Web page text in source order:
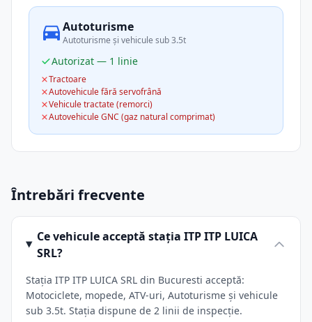
Autoturisme
Autoturisme și vehicule sub 3.5t
Autorizat — 1 linie
Tractoare
Autovehicule fără servofrână
Vehicule tractate (remorci)
Autovehicule GNC (gaz natural comprimat)
Întrebări frecvente
Ce vehicule acceptă stația ITP ITP LUICA
SRL?
Stația ITP ITP LUICA SRL din Bucuresti acceptă:
Motociclete, mopede, ATV-uri, Autoturisme și vehicule
sub 3.5t. Stația dispune de 2 linii de inspecție.